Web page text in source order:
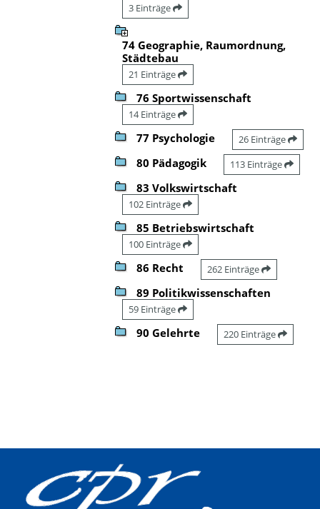
3 Einträge
74 Geographie, Raumordnung,
Städtebau
21 Einträge
76 Sportwissenschaft
14 Einträge
77 Psychologie 26 Einträge
80 Pädagogik 113 Einträge
83 Volkswirtschaft
102 Einträge
85 Betriebswirtschaft
100 Einträge
86 Recht 262 Einträge
89 Politikwissenschaften
59 Einträge
90 Gelehrte 220 Einträge